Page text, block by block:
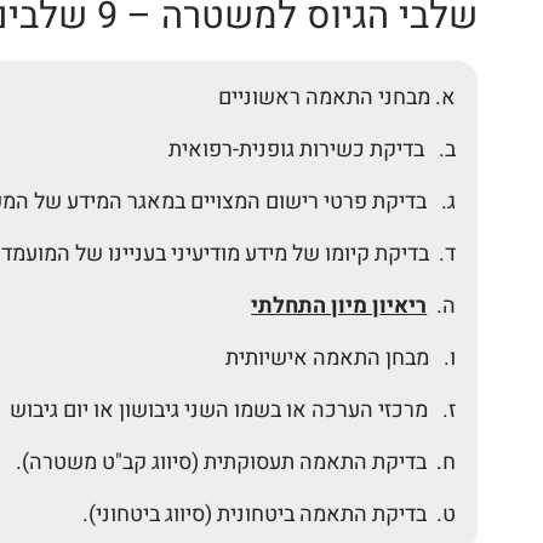
שלבי הגיוס למשטרה – 9 שלבים
א. מבחני התאמה ראשוניים
ב. בדיקת כשירות גופנית-רפואית
ג. בדיקת פרטי רישום המצויים במאגר המידע של
ד. בדיקת קיומו של מידע מודיעיני בעניינו של המועמד
ה.ריאיון מיון התחלתי
ו. מבחן התאמה אישיותית
ז. מרכזי הערכה או בשמו השני גיבושון או יום גיבוש
ח. בדיקת התאמה תעסוקתית (סיווג קב"ט משטרה).
ט. בדיקת התאמה ביטחונית (סיווג ביטחוני).